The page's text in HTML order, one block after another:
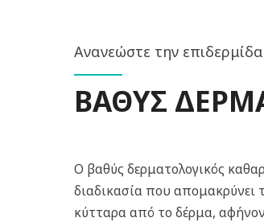
Ανανεώστε την
ΒΑΘΥΣ
Ο βαθύς δερματολογικός
διαδικασία που απομακρύνει
κύτταρα από το δέρμα,